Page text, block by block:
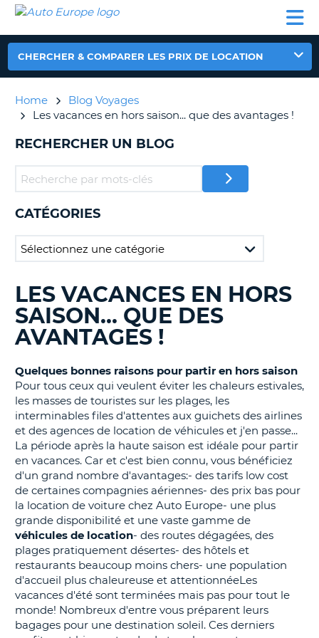
LOCATION
VOITURE
CAMPING-
CAR
CLIENT
AUTO
EUROPE
LOCATION
VOITURE
CAR
PARTENAIRES
CLIENT
COMPTE
GÉRER
MA
CHERCHER & COMPARER LES PRIX DE LOCATION
Home
Blog Voyages
Les vacances en hors saison... que des avantages !
RECHERCHER UN BLOG
CATÉGORIES
RECHERCHER
DES
BLOGS......
LES VACANCES EN HORS
SAISON... QUE DES
AVANTAGES !
Quelques bonnes raisons pour partir en hors saison
Pour tous ceux qui veulent éviter les chaleurs estivales,
les masses de touristes sur les plages, les
interminables files d'attentes aux guichets des airlines
et des agences de location de véhicules et j'en passe...
La période après la haute saison est idéale pour partir
en vacances. Car et c'est bien connu, vous bénéficiez
d'un grand nombre d'avantages:- des tarifs low cost
de certaines compagnies aériennes- des prix bas pour
la location de voiture chez Auto Europe- une plus
grande disponibilité et une vaste gamme de
véhicules de location- des routes dégagées, des
plages pratiquement désertes- des hôtels et
restaurants beaucoup moins chers- une population
d'accueil plus chaleureuse et attentionnéeLes
vacances d'été sont terminées mais pas pour tout le
monde! Nombreux d'entre vous préparent leurs
bagages pour une destination soleil. Ces derniers